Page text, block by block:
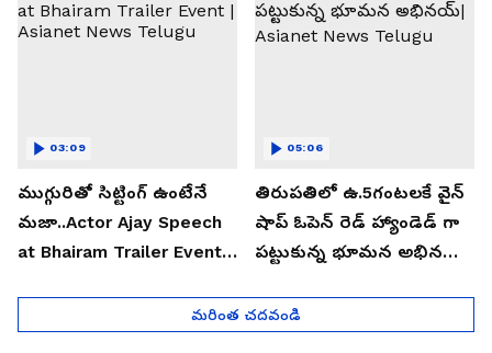
ముగ్గురితో సిట్టింగ్ ఉంటేనే
మజా..Actor Ajay Speech
at Bhairam Trailer Event |
03:09
తిరుపతిలో ఉ.5గంటలకే వైన్
షాప్ ఓపెన్ రెడ్ హ్యాండెడ్ గా
పట్టుకున్న భూమన అభినయ్|
05:06
మరింత చదవండి